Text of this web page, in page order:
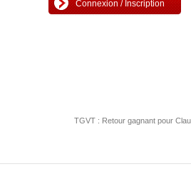
Connexion / Inscription
TGVT : Retour gagnant pour